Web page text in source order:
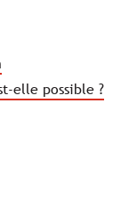
elle possible ?